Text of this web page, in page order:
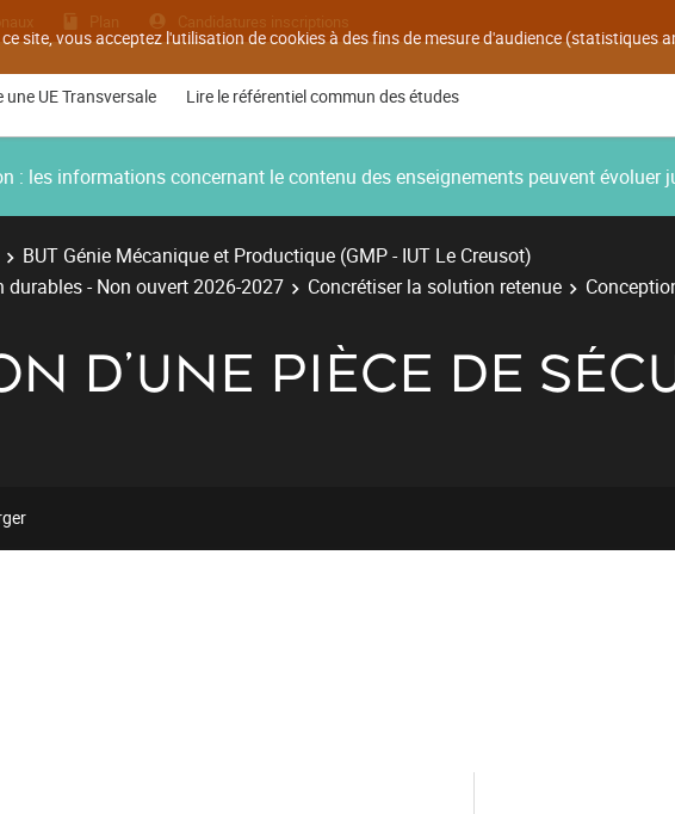
site, vous acceptez l'utilisation de cookies à des fins de mesure d'audience (statistiques
Plan Candidatures inscriptions
une UE Transversale Lire le référentiel commun des études
: les informations concernant le contenu des enseignements peuvent évoluer
BUT Génie Mécanique et Productique (GMP - IUT Le Creusot)
- Non ouvert 2026-2027
Concrétiser la solution retenue
D'UNE PIÈCE DE